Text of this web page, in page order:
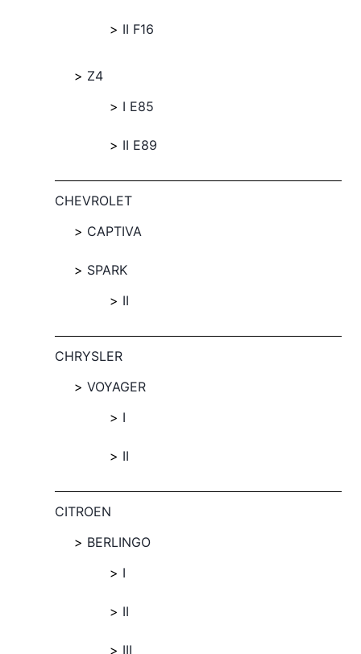
II F16
Z4
I E85
II E89
CHEVROLET
CAPTIVA
SPARK
II
CHRYSLER
VOYAGER
I
II
CITROEN
BERLINGO
I
II
III